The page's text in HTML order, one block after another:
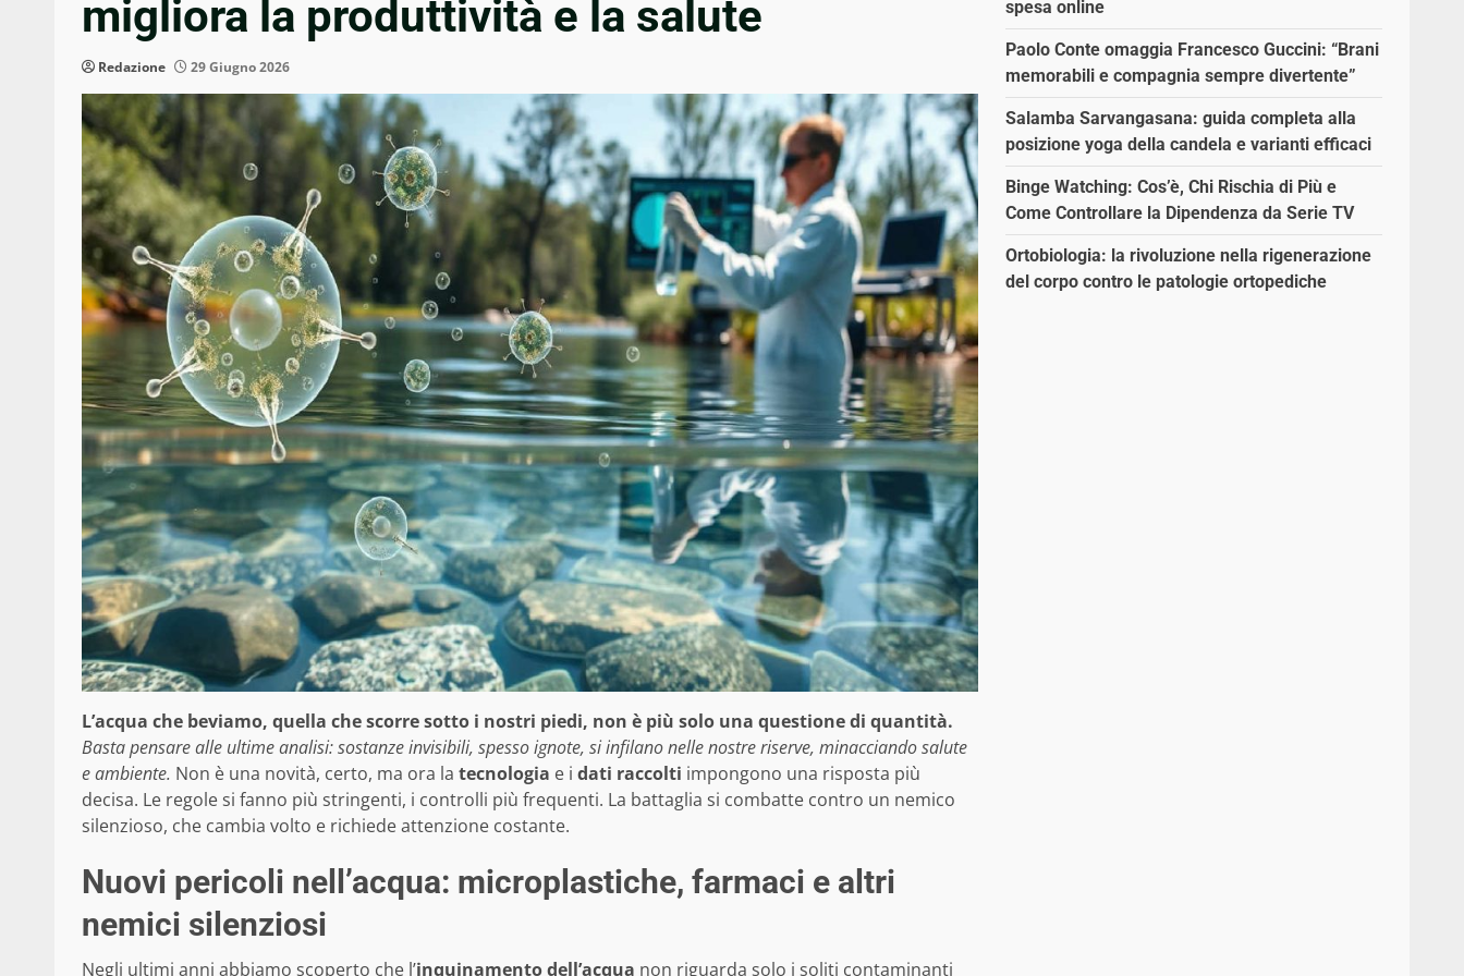
migliora la produttività e la salute
Redazione 29 Giugno 2026
L’acqua che beviamo, quella che scorre sotto i nostri piedi, non è più solo una questione di quantità.
Basta pensare alle ultime analisi: sostanze invisibili, spesso ignote, si infilano nelle nostre riserve, minacciando salute
e ambiente. Non è una novità, certo, ma ora la tecnologia e i dati raccolti impongono una risposta più
decisa. Le regole si fanno più stringenti, i controlli più frequenti. La battaglia si combatte contro un nemico
silenzioso, che cambia volto e richiede attenzione costante.
Nuovi pericoli nell’acqua: microplastiche, farmaci e altri
nemici silenziosi
Negli ultimi anni abbiamo scoperto che l’inquinamento dell’acqua non riguarda solo i soliti contaminanti
spesa online
Paolo Conte omaggia Francesco Guccini: “Brani
memorabili e compagnia sempre divertente”
Salamba Sarvangasana: guida completa alla
posizione yoga della candela e varianti efficaci
Binge Watching: Cos’è, Chi Rischia di Più e
Come Controllare la Dipendenza da Serie TV
Ortobiologia: la rivoluzione nella rigenerazione
del corpo contro le patologie ortopediche